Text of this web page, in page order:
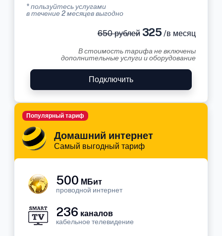
* пользуйтесь услугами
в течение 2 месяцев выгодно
650 рублей325 /в месяц
В стоимость тарифа не включены
дополнительные услуги и оборудование
Подключить
Домашний интернет
Самый выгодный тариф
Популярный тариф
500 МБит
проводной интернет
236 каналов
кабельное телевидение